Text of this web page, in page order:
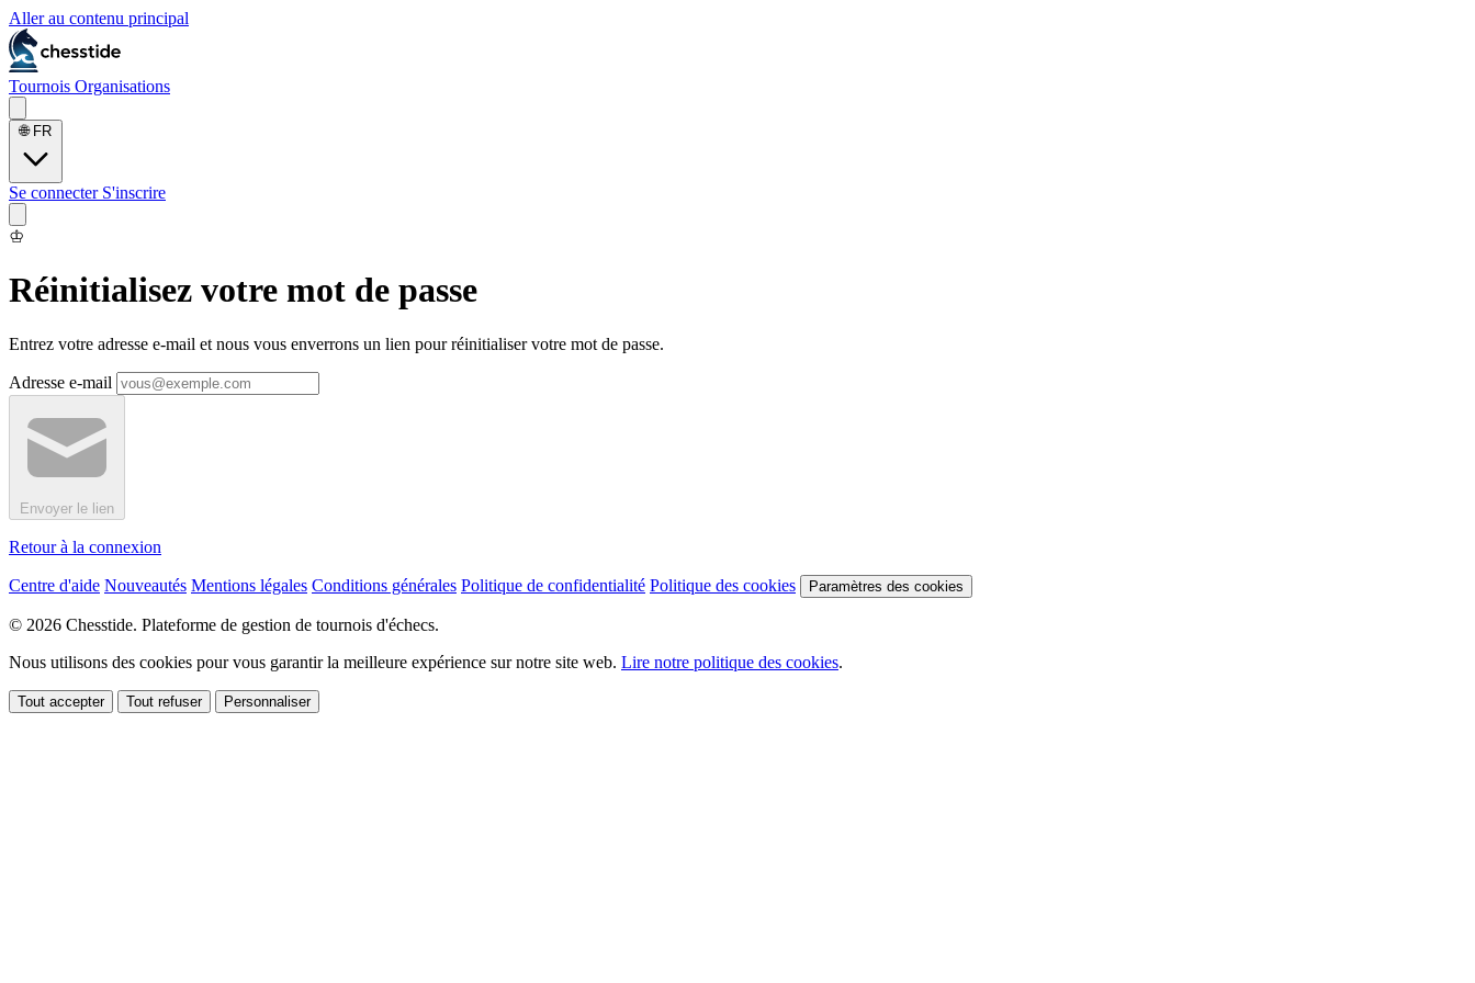
Aller au contenu principal
Tournois Organisations
🌐 FR
Se connecter S'inscrire
♔
Réinitialisez votre mot de passe
Entrez votre adresse e-mail et nous vous enverrons un lien pour réinitialiser votre mot de passe.
Adresse e-mail
Envoyer le lien
Retour à la connexion
Centre d'aide Nouveautés Mentions légales Conditions générales Politique de confidentialité Politique des cookies Paramètres des cookies
© 2026 Chesstide. Plateforme de gestion de tournois d'échecs.
Nous utilisons des cookies pour vous garantir la meilleure expérience sur notre site web. Lire notre politique des cookies.
Tout accepter Tout refuser Personnaliser